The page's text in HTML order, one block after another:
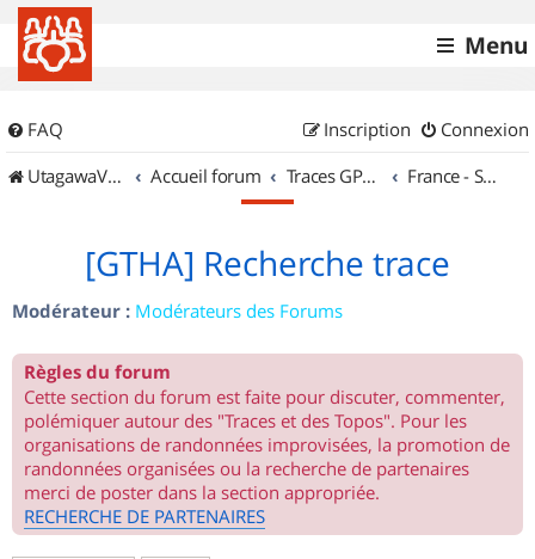
Menu
FAQ Connexion
Inscription
UtagawaVTT (Randos VTT et VTTAE avec traces GPS)
Accueil forum Traces GPS de randos VTT France - Sud Est
[GTHA] Recherche trace
Modérateur : Modérateurs des Forums
Règles du forum
Cette section du forum est faite pour discuter, commenter,
polémiquer autour des "Traces et des Topos". Pour les
organisations de randonnées improvisées, la promotion de
randonnées organisées ou la recherche de partenaires
merci de poster dans la section appropriée.
RECHERCHE DE PARTENAIRES